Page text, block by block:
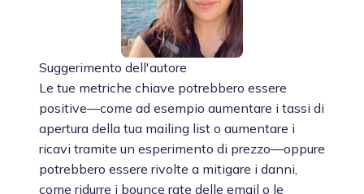
Suggerimento dell'autore
Le tue metriche chiave potrebbero essere
positive—come ad esempio aumentare i tassi di
apertura della tua mailing list o aumentare i
ricavi tramite un esperimento di prezzo—oppure
potrebbero essere rivolte a mitigare i danni,
come ridurre i bounce rate delle email o le